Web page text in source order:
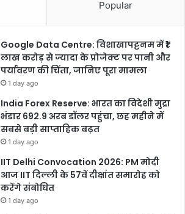
Popular
Google Data Centre: विशाखापट्टनम में ₹1
लाख करोड़ से ज्यादा के प्रोजेक्ट पर पानी और
पर्यावरण की चिंता, जानिए पूरा मामला
1 day ago
India Forex Reserve: भारत का विदेशी मुद्रा
भंडार 692.9 अरब डॉलर पहुंचा, छह महीने में
सबसे बड़ी साप्ताहिक बढ़त
1 day ago
IIT Delhi Convocation 2026: PM मोदी
आज IIT दिल्ली के 57वें दीक्षांत समारोह को
करेंगे संबोधित
1 day ago